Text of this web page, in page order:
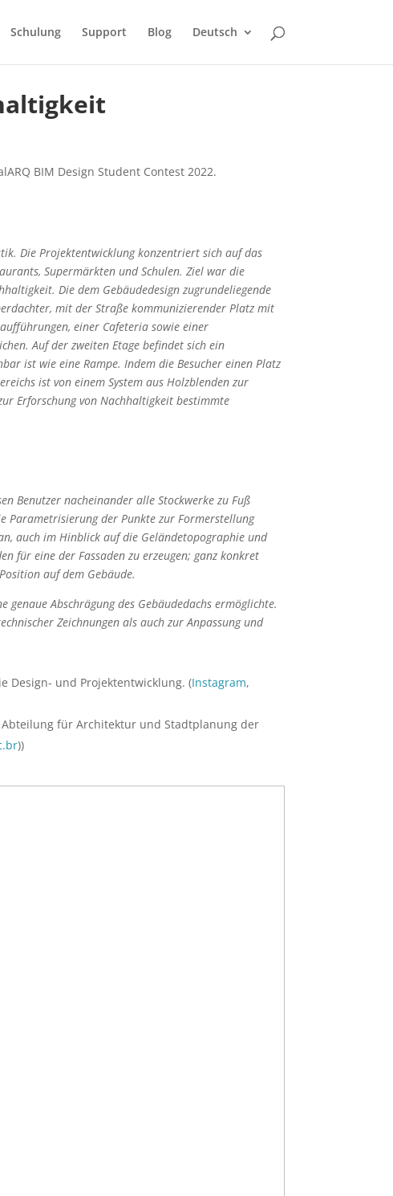
Schulung Support Blog Deutsch
BIM Design Student Contest 2022.
Die Projektentwicklung konzentriert sich auf das
Supermärkten und Schulen. Ziel war die
Die dem Gebäudedesign zugrundeliegende
mit der Straße kommunizierender Platz mit
einer Cafeteria sowie einer
Auf der zweiten Etage befindet sich ein
ist wie eine Rampe. Indem die Besucher einen Platz
ist von einem System aus Holzblenden zur
Erforschung von Nachhaltigkeit bestimmte
Benutzer nacheinander alle Stockwerke zu Fuß
Parametrisierung der Punkte zur Formerstellung
auch im Hinblick auf die Geländetopographie und
für eine der Fassaden zu erzeugen; ganz konkret
auf dem Gebäude.
Abschrägung des Gebäudedachs ermöglichte.
Zeichnungen als auch zur Anpassung und
Design- und Projektentwicklung. (Instagram,
Abteilung für Architektur und Stadtplanung der
))